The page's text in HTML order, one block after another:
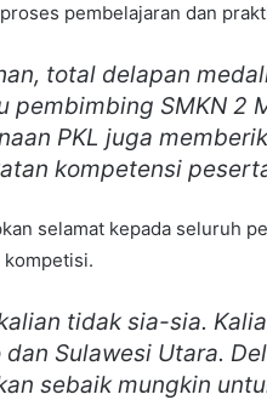
pembelajaran dan
total delapan
pembimbing SMKN 2
PKL juga
kompetensi
selamat kepada seluruh
kompetisi.
tidak sia-sia.
dan Sulawesi Utara.
sebaik mungkin